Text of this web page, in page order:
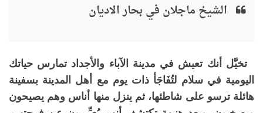
الشيخ ماجلان في بحار الاديان
تخيَّل أنك تعيش في مدينة الآباء والأجداد تمارس حياتك
اليومية في سلام لتُفَاجَأ ذات يوم مع أهل المدينة بسفينة
هائلة ترسو على شاطئها، ثم ينزل منها أناس وهم يصيحون